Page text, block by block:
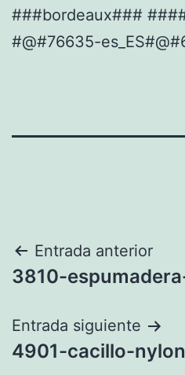
###bordeaux###
#@#76635-
Navegación
de
entradas
Entrada anterior
3810-
Entrada siguiente
4901-cacillo-